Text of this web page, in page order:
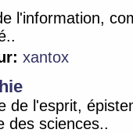
l'information,
xantox
de l'esprit,
des sciences..